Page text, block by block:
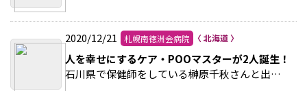
2020/12/21 札幌南徳洲会病院
人を幸せにするケア・POOマスターが2人誕生！
石川県で保健師をしている榊原千秋さんと出会ったのは2年前。 >>続きを読む